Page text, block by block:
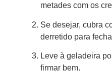
metades com os
Se desejar, cubra
derretido para
Leve à geladeira
firmar bem.